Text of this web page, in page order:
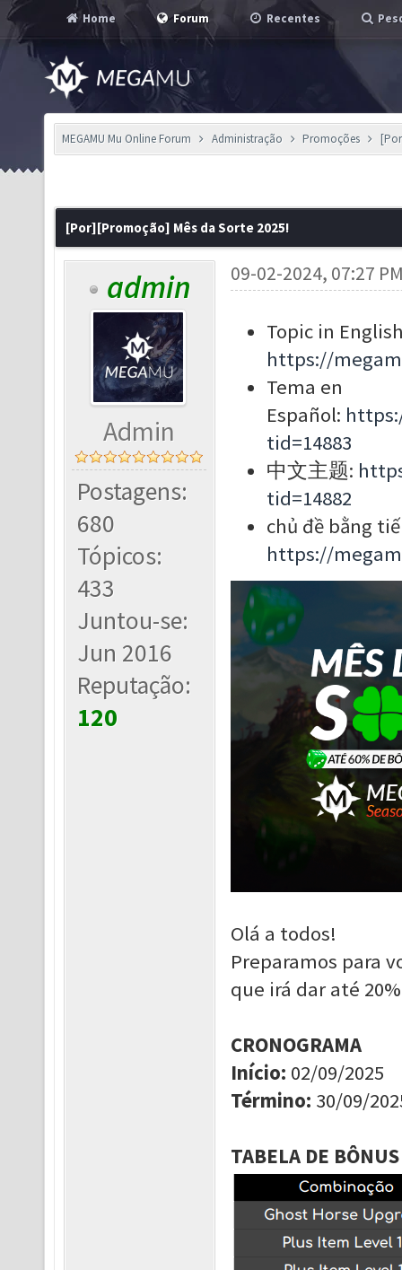
Home Forum Recentes
MEGAMU Mu Online Forum Administração Promoções
[Por][Promoção] Mês da Sorte 2025!
admin
Admin
Postagens:
680
Tópicos:
433
Juntou-se:
Jun 2016
Reputação:
120
09-02-2024, 07:27
Topic in
https://
Tema en
Español:
tid=14883
中文主题:
tid=14882
chủ đề bằng
https://
Olá a todos!
Preparamos para
que irá dar até
CRONOGRAMA
Início: 02/09/2025
Término: 30/09/
TABELA DE BÔNUS